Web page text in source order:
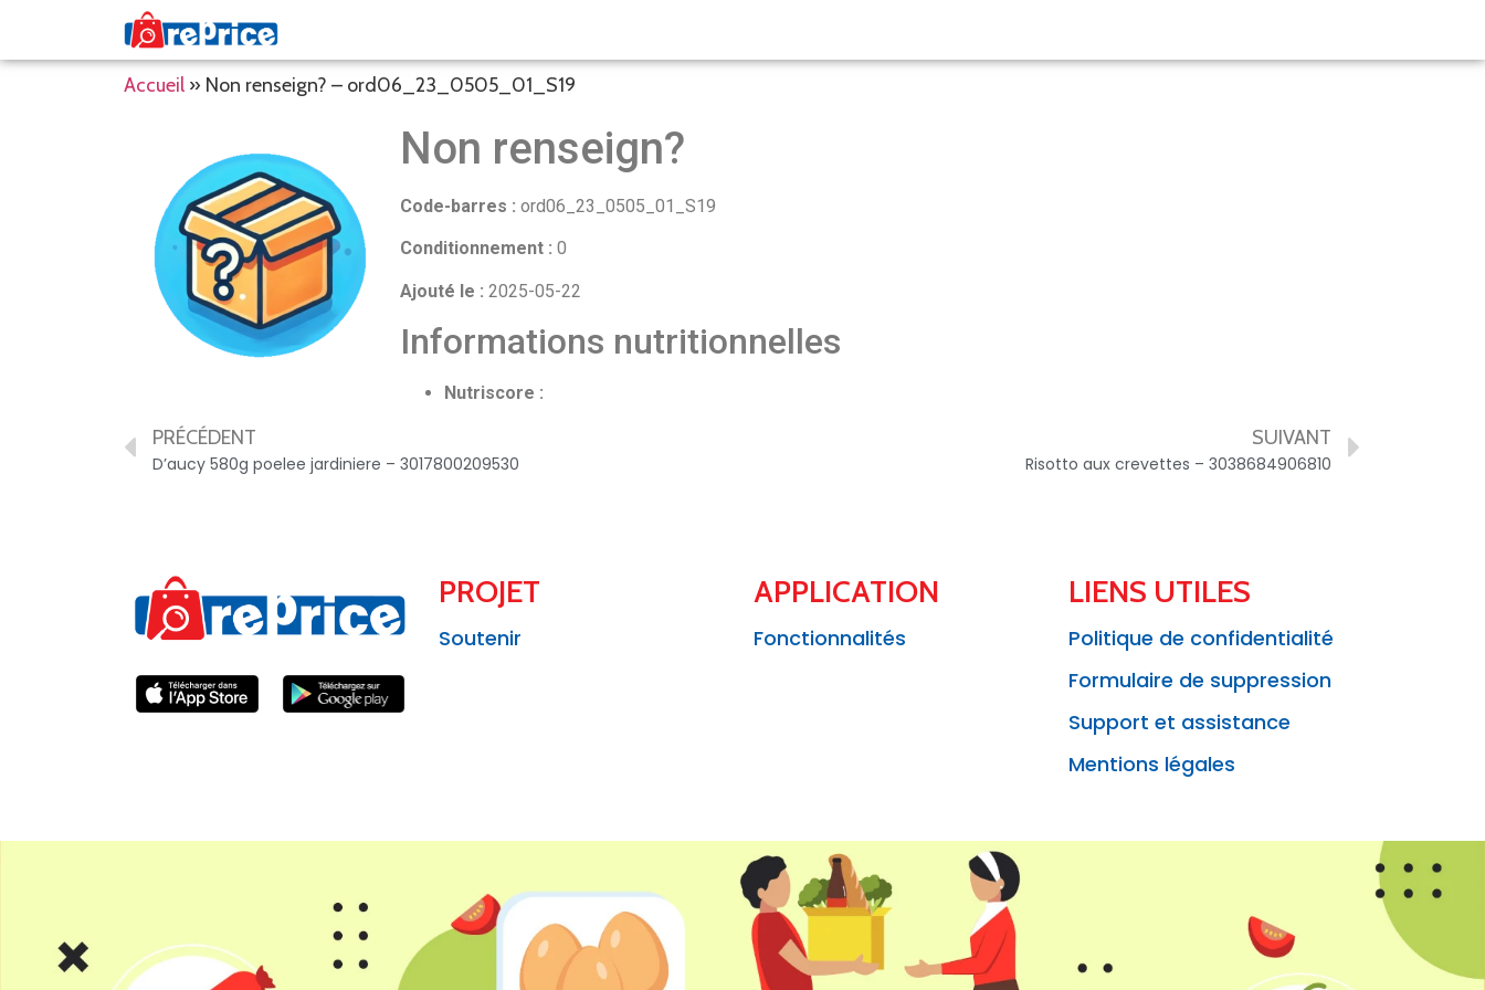
Accueil » Non renseign? – ord06_23_0505_01_S19
Non renseign?
Code-barres : ord06_23_0505_01_S19
Conditionnement : 0
Ajouté le : 2025-05-22
Informations nutritionnelles
Nutriscore :
PRÉCÉDENT
D’aucy 580g poelee jardiniere – 3017800209530
SUIVANT
Risotto aux crevettes – 3038684906810
PROJET
Soutenir
APPLICATION
Fonctionnalités
LIENS UTILES
Politique de confidentialité
Formulaire de suppression
Support et assistance
Mentions légales